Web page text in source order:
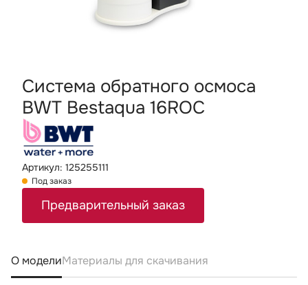
Система обратного осмоса
BWT Bestaqua 16ROC
Артикул: 125255111
Под заказ
Предварительный заказ
О моделиМатериалы для скачивания